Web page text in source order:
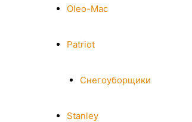
Oleo-Mac
Patriot
Снегоуборщики
Stanley